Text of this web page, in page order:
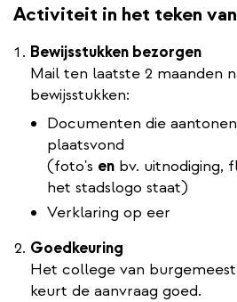
Activiteit in het teken
Bewijsstukken bezorgen
Mail ten laatste 2 maanden
bewijsstukken:
Documenten die
plaatsvond
(foto's en bv. uitnodiging,
het stadslogo staat)
Verklaring op eer
Goedkeuring
Het college van
keurt de aanvraag goed.